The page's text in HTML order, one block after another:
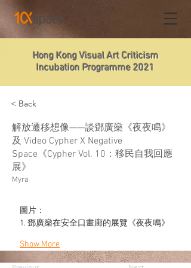
Hong Kong Visual Art Criticism
Incubation Programme 2021
< Back
解放遷移想像——談鄧廣燊《夜夜鳴》
及 Video Cypher X Negative
Space《Cypher Vol. 10：移民自我回應
展》
Myra
圖片：
1. 鄧廣燊在安全口畫廊的展覽《夜夜鳴》
Show More